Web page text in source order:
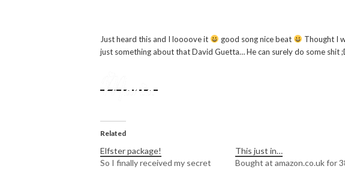
Just heard this and I loooove it good song nice beat
Thought I
just something about that David Guetta… He can surely do some shit
Related
Elfster package!
So I finally received my secret
This just in…
Bought at amazon.co.uk for